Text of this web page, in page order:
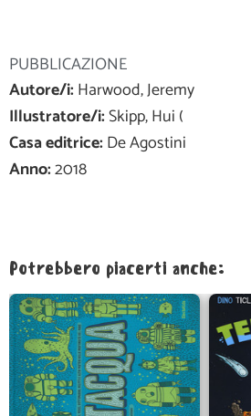
PUBBLICAZIONE
Autore/i:Harwood, Jeremy
Illustratore/i:Skipp, Hui (
Casa editrice:De Agostini
Anno:2018
Potrebbero piacerti anche: